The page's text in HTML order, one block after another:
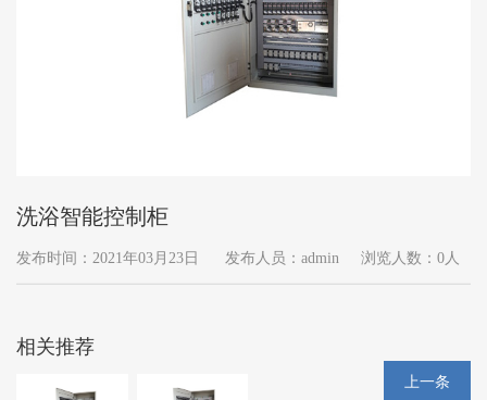
洗浴智能控制柜
发布时间：2021年03月23日 发布人员：admin 浏览人数：0人
相关推荐
上一条